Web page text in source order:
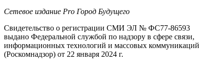
Сетевое издание Рrо Город Будущего
Свидетельство о регистрации СМИ ЭЛ № ФС77-86593
выдано Федеральной службой по надзору в сфере связи,
информационных технологий и массовых коммуникаций
(Роскомнадзор) от 22 января 2024 г.